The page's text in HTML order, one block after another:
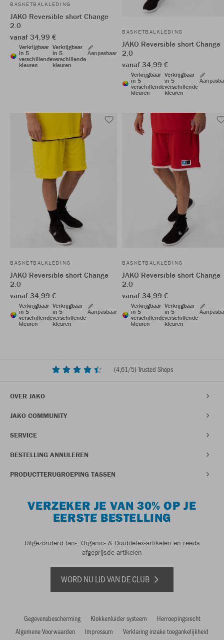
BASKETBALKLEDING
JAKO Reversible short Change
2.0
vanaf 34,99 €
Verkrijgbaar
in 5
verschillende
kleuren
Verkrijgbaar
in 5
verschillende
kleuren
Aanpasbaar
BASKETBALKLEDING
JAKO Reversible short Change
2.0
vanaf 34,99 €
Verkrijgbaar
in 5
verschillende
kleuren
Verkrijgbaar
in 5
verschillende
kleuren
BASKETBALKLEDING
JAKO Reversible short Change
2.0
vanaf 34,99 €
Verkrijgbaar
in 5
verschillende
kleuren
Verkrijgbaar
in 5
verschillende
kleuren
Aanpasbaar
BASKETBALKLEDING
JAKO Reversible short Change
2.0
vanaf 34,99 €
Verkrijgbaar
in 5
verschillende
kleuren
Verkrijgbaar
in 5
verschillende
kleuren
(4,61/5) Trusted Shops
OVER JAKO
JAKO COMMUNITY
SERVICE
BESTELLING ANNULEREN
PRODUCTTERUGROEPING TASSEN
VERZEKER JE VAN 30% OP JE
EERSTE BESTELLING
Uitgezonderd fan-, Organic- & Doubletex-artikelen en reeds
afgeprijsde artikelen
WORD NU LID VAN DE CLUB
Gegevensbescherming Klokkenluider systeem
Herroepingsrecht
Algemene Voorwaarden
Impressum Verklaring inzake toegankelijkheid